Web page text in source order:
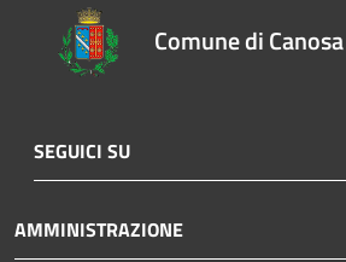
Comune di
SEGUICI SU
AMMINISTRAZIONE